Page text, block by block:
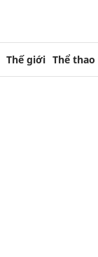
Thế giới Thể thao